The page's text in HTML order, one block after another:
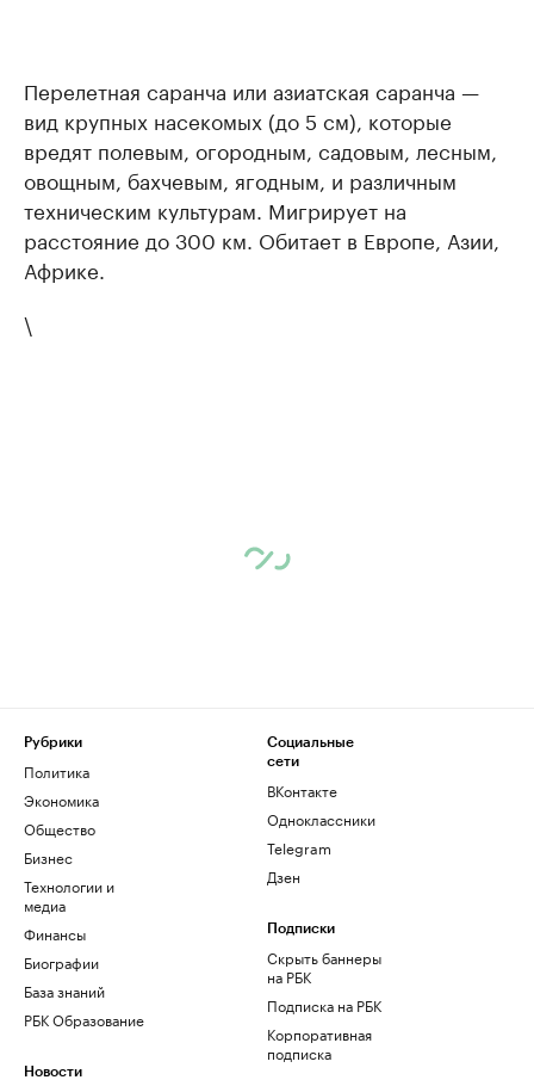
Перелетная саранча или азиатская саранча —
вид крупных насекомых (до 5 см), которые
вредят полевым, огородным, садовым, лесным,
овощным, бахчевым, ягодным, и различным
техническим культурам. Мигрирует на
расстояние до 300 км. Обитает в Европе, Азии,
Африке.
\
Рубрики
Политика
Экономика
Общество
Бизнес
Технологии и
медиа
Финансы
Биографии
База знаний
РБК Образование
Новости
Социальные
сети
ВКонтакте
Одноклассники
Telegram
Дзен
Подписки
Скрыть баннеры
на РБК
Подписка на РБК
Корпоративная
подписка